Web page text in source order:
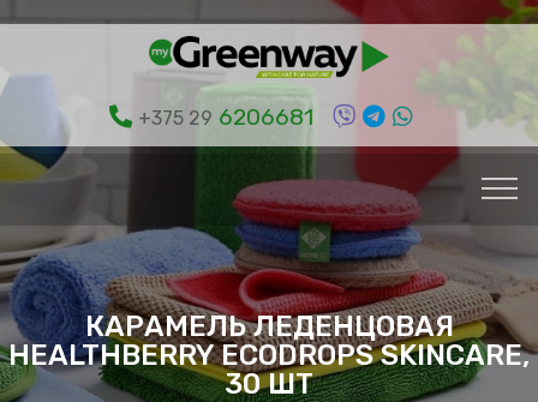
+375 29 6206681
КАРАМЕЛЬ ЛЕДЕНЦОВАЯ
HEALTHBERRY ECODROPS SKINCARE,
30 ШТ